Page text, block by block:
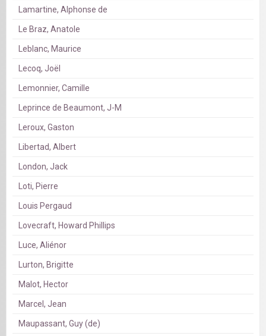
Lamartine, Alphonse de
Le Braz, Anatole
Leblanc, Maurice
Lecoq, Joël
Lemonnier, Camille
Leprince de Beaumont, J-M
Leroux, Gaston
Libertad, Albert
London, Jack
Loti, Pierre
Louis Pergaud
Lovecraft, Howard Phillips
Luce, Aliénor
Lurton, Brigitte
Malot, Hector
Marcel, Jean
Maupassant, Guy (de)